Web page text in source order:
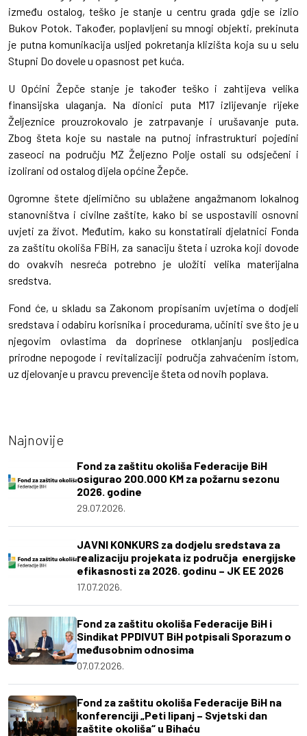
između ostalog, teško je stanje u centru grada gdje se izlio
Bukov Potok. Također, poplavljeni su mnogi objekti, prekinuta
je putna komunikacija usljed pokretanja klizišta koja su u selu
Stupni Do dovele u opasnost pet kuća.
U Općini Žepče stanje je također teško i zahtijeva velika
finansijska ulaganja. Na dionici puta M17 izlijevanje rijeke
Željeznice prouzrokovalo je zatrpavanje i urušavanje puta.
Zbog šteta koje su nastale na putnoj infrastrukturi pojedini
zaseoci na području MZ Željezno Polje ostali su odsječeni i
izolirani od ostalog dijela općine Žepče.
Ogromne štete djelimično su ublažene angažmanom lokalnog
stanovništva i civilne zaštite, kako bi se uspostavili osnovni
uvjeti za život. Međutim, kako su konstatirali djelatnici Fonda
za zaštitu okoliša FBiH, za sanaciju šteta i uzroka koji dovode
do ovakvih nesreća potrebno je uložiti velika materijalna
sredstva.
Fond će, u skladu sa Zakonom propisanim uvjetima o dodjeli
sredstava i odabiru korisnika i procedurama, učiniti sve što je u
njegovim ovlastima da doprinese otklanjanju posljedica
prirodne nepogode i revitalizaciji područja zahvaćenim istom,
uz djelovanje u pravcu prevencije šteta od novih poplava.
Najnovije
Fond za zaštitu okoliša Federacije BiH
osigurao 200.000 KM za požarnu sezonu
2026. godine
29.07.2026.
JAVNI KONKURS za dodjelu sredstava za
realizaciju projekata iz područja energijske
efikasnosti za 2026. godinu – JK EE 2026
17.07.2026.
Fond za zaštitu okoliša Federacije BiH i
Sindikat PPDIVUT BiH potpisali Sporazum o
međusobnim odnosima
07.07.2026.
Fond za zaštitu okoliša Federacije BiH na
konferenciji „Peti lipanj – Svjetski dan
zaštite okoliša“ u Bihaću